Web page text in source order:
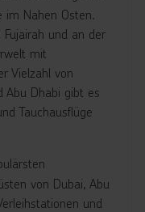
im Nahen Osten.
und an der
mit
Vielzahl von
Abu Dhabi gibt es
Tauchausflüge
von Dubai, Abu
und